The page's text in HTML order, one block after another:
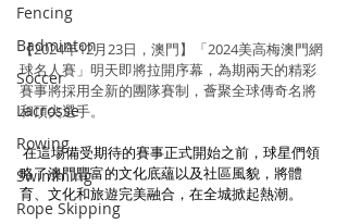
Fencing
Badminton
Soccer
Lacrosse
Rowing
Swimming
Rope Skipping
【2024年12月23日，澳門】「2024美高梅澳門網
球名人賽」明天即將拉開序幕，為期兩天的精彩
賽事將採用全新的團隊賽制，薈聚全球傳奇名將
和頂尖選手。
在這場備受期待的賽事正式開始之前，球星們領
略了澳門豐富的文化底蘊以及社區風貌，將體
育、文化和旅遊完美融合，在全城掀起熱潮。